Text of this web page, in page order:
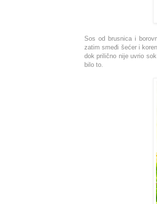
Sos od brusnica i
zatim smeđi šećer i
dok prilično nije uvrio
bilo to.